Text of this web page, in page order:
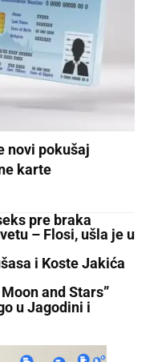
novi pokušaj
karte
pre braka
– Flosi, ušla je u
i Koste Jakića
and Stars”
u Jagodini i